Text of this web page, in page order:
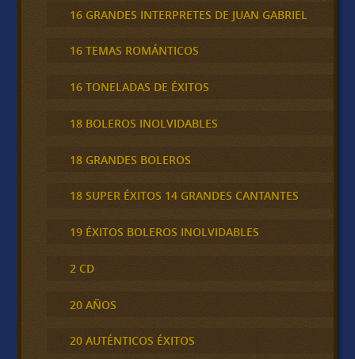
16 GRANDES INTERPRETES DE JUAN GABRIEL
16 TEMAS ROMÁNTICOS
16 TONELADAS DE ÉXITOS
18 BOLEROS INOLVIDABLES
18 GRANDES BOLEROS
18 SUPER ÉXITOS 14 GRANDES CANTANTES
19 ÉXITOS BOLEROS INOLVIDABLES
2 CD
20 AÑOS
20 AUTÉNTICOS ÉXITOS